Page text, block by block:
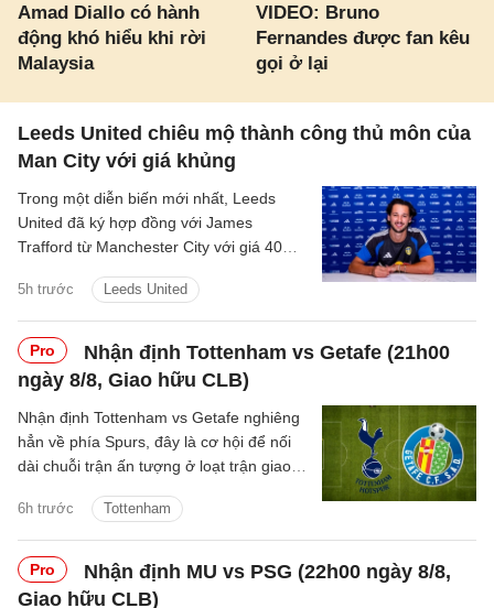
Amad Diallo có hành
động khó hiểu khi rời
Malaysia
VIDEO: Bruno
Fernandes được fan kêu
gọi ở lại
Leeds United chiêu mộ thành công thủ môn của
Man City với giá khủng
5h trước Leeds United
Trong một diễn biến mới nhất, Leeds
United đã ký hợp đồng với James
Trafford từ Manchester City với giá 40
sung.
Pro
Nhận định Tottenham vs Getafe (21h00
ngày 8/8, Giao hữu CLB)
6h trước Tottenham
Nhận định Tottenham vs Getafe nghiêng
hẳn về phía Spurs, đây là cơ hội để nối
dài chuỗi trận ấn tượng ở loạt trận giao
Pro
Nhận định MU vs PSG (22h00 ngày 8/8,
Giao hữu CLB)